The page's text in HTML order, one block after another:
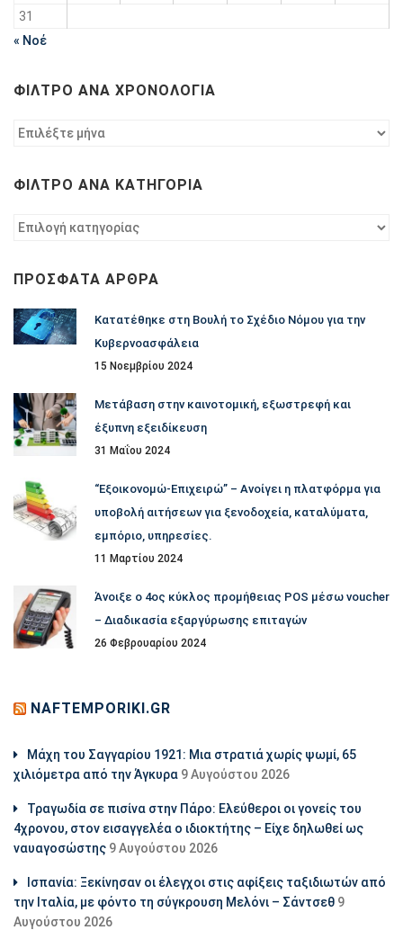
31
« Νοέ
ΦΊΛΤΡΟ ΑΝΆ ΧΡΟΝΟΛΟΓΊΑ
Φίλτρο
ΦΊΛΤΡΟ ΑΝΆ ΚΑΤΗΓΟΡΊΑ
Φίλτρο
ΠΡΌΣΦΑΤΑ ΆΡΘΡΑ
Κατατέθηκε στη Βουλή το Σχέδιο Νόμου για την
Κυβερνοασφάλεια
15 Νοεμβρίου 2024
Μετάβαση στην καινοτομική, εξωστρεφή και
έξυπνη εξειδίκευση
31 Μαΐου 2024
“Εξοικονομώ-Επιχειρώ” – Ανοίγει η πλατφόρμα για
υποβολή αιτήσεων για ξενοδοχεία, καταλύματα,
εμπόριο, υπηρεσίες.
11 Μαρτίου 2024
Άνοιξε ο 4ος κύκλος προμήθειας POS μέσω voucher
– Διαδικασία εξαργύρωσης επιταγών
26 Φεβρουαρίου 2024
NAFTEMPORIKI.GR
Μάχη του Σαγγαρίου 1921: Μια στρατιά χωρίς ψωμί, 65
χιλιόμετρα από την Άγκυρα 9 Αυγούστου 2026
Τραγωδία σε πισίνα στην Πάρο: Ελεύθεροι οι γονείς του
4χρονου, στον εισαγγελέα ο ιδιοκτήτης – Είχε δηλωθεί ως
ναυαγοσώστης 9 Αυγούστου 2026
Ισπανία: Ξεκίνησαν οι έλεγχοι στις αφίξεις ταξιδιωτών από
την Ιταλία, με φόντο τη σύγκρουση Μελόνι – Σάντσεθ 9
Αυγούστου 2026